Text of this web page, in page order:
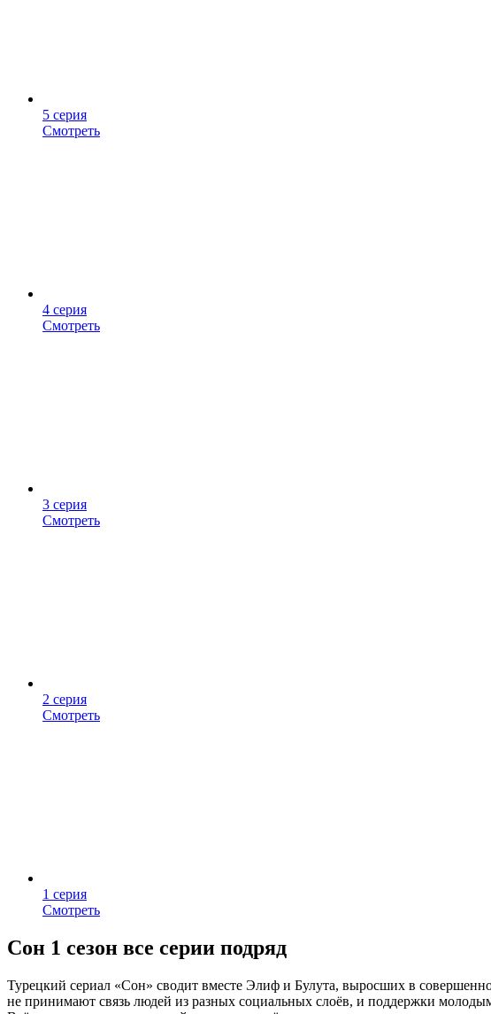
5 серия
Смотреть
4 серия
Смотреть
3 серия
Смотреть
2 серия
Смотреть
1 серия
Смотреть
Сон 1 сезон все серии подряд
Турецкий сериал «Сон» сводит вместе Элиф и Булута, выросших в
не принимают связь людей из разных социальных слоёв, и поддержки